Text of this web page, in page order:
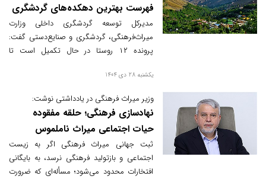
فهرست بهترین دهکده‌های گردشگری
جهان
مدیرکل توسعه گردشگری داخلی وزارت
میراث‌فرهنگی، گردشگری و صنایع‌دستی گفت:
پرونده ۱۲ روستا در حال تکمیل است تا
هشت روستا را انتخاب و تا اردیبهشت سال
ارائه دهیم.
یکشنبه 28 دی 1404
وزیر میراث فرهنگی در یادداشتی نوشت:
نهادسازی فرهنگی؛ حلقه مفقوده
حیات اجتماعی میراث ناملموس
ثبت جهانی میراث فرهنگی اگر به زیست
اجتماعی و بازتولید فرهنگی نرسد، به بایگانی
افتخارات محدود می‌شود؛ مسأله‌ای که ضرورت